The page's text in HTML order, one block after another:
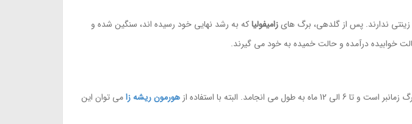
ندارند. پس از گلدهی، برگ هایزامیفولیاکه به رشد نهایی خود رسیده اند، سنگین شده و
خوابیده درآمده و حالت خمیده به خود می گیرند.
الی 12 ماه به طول می انجامد. البته با استفاده از هورمون ریشه زامی توان این